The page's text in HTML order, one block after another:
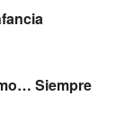
Siempre